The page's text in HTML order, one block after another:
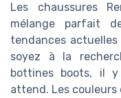
Les chaussures
mélange parfait
tendances
soyez à la
bottines boots, il
attend. Les couleurs